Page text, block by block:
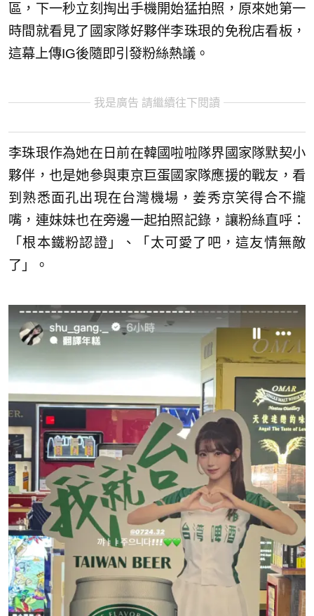
區，下一秒立刻掏出手機開始猛拍照，原來她第一
時間就看見了國家隊好夥伴李珠珢的免稅店看板，
這幕上傳IG後隨即引發粉絲熱議。
我是廣告 請繼續往下閱讀
李珠珢作為她在日前在韓國啦啦隊界國家隊默契小
夥伴，也是她參與東京巨蛋國家隊應援的戰友，看
到熟悉面孔出現在台灣機場，姜秀京笑得合不攏
嘴，連妹妹也在旁邊一起拍照記錄，讓粉絲直呼：
「根本鐵粉認證」、「太可愛了吧，這友情無敵
了」。